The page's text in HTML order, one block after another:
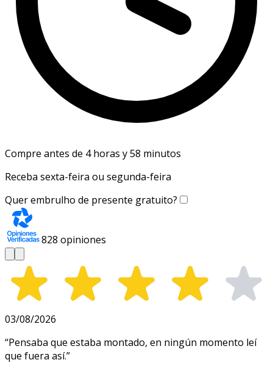
Compre antes de 4 horas y 58 minutos
Receba sexta-feira ou segunda-feira
Quer embrulho de presente gratuito?
828 opiniones
03/08/2026
“Pensaba que estaba montado, en ningún momento leí
que fuera así.”